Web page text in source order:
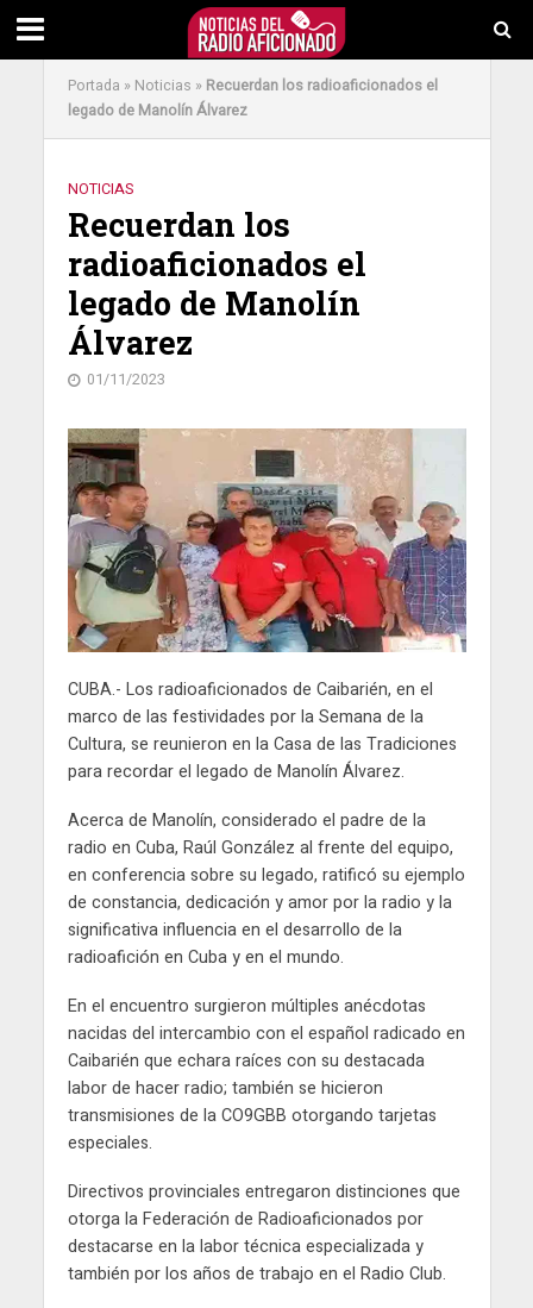
Portada » Noticias » Recuerdan los radioaficionados el
legado de Manolín Álvarez
NOTICIAS
Recuerdan los
radioaficionados el
legado de Manolín
Álvarez
01/11/2023
CUBA.- Los radioaficionados de Caibarién, en el
marco de las festividades por la Semana de la
Cultura, se reunieron en la Casa de las Tradiciones
para recordar el legado de Manolín Álvarez.
Acerca de Manolín, considerado el padre de la
radio en Cuba, Raúl González al frente del equipo,
en conferencia sobre su legado, ratificó su ejemplo
de constancia, dedicación y amor por la radio y la
significativa influencia en el desarrollo de la
radioafición en Cuba y en el mundo.
En el encuentro surgieron múltiples anécdotas
nacidas del intercambio con el español radicado en
Caibarién que echara raíces con su destacada
labor de hacer radio; también se hicieron
transmisiones de la CO9GBB otorgando tarjetas
especiales.
Directivos provinciales entregaron distinciones que
otorga la Federación de Radioaficionados por
destacarse en la labor técnica especializada y
también por los años de trabajo en el Radio Club.